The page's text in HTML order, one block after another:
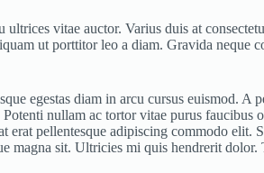
vitae auctor. Varius duis at
ut porttitor leo a diam. Gravida neque
egestas diam in arcu cursus euismod.
nullam ac tortor vitae purus
erat pellentesque adipiscing commodo
magna sit. Ultricies mi quis hendrerit